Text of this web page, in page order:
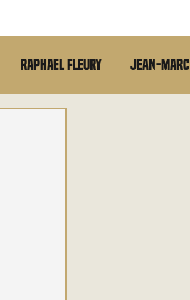
Raphael Fleury Jean-